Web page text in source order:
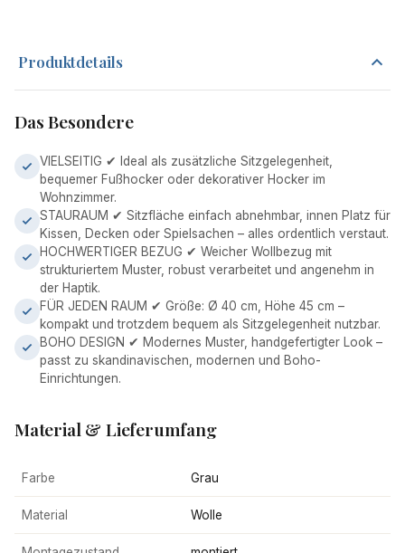
Produktdetails
Das Besondere
VIELSEITIG ✔ Ideal als zusätzliche Sitzgelegenheit,
bequemer Fußhocker oder dekorativer Hocker im
Wohnzimmer.
STAURAUM ✔ Sitzfläche einfach abnehmbar, innen Platz für
Kissen, Decken oder Spielsachen – alles ordentlich verstaut.
HOCHWERTIGER BEZUG ✔ Weicher Wollbezug mit
strukturiertem Muster, robust verarbeitet und angenehm in
der Haptik.
FÜR JEDEN RAUM ✔ Größe: Ø 40 cm, Höhe 45 cm –
kompakt und trotzdem bequem als Sitzgelegenheit nutzbar.
BOHO DESIGN ✔ Modernes Muster, handgefertigter Look –
passt zu skandinavischen, modernen und Boho-
Einrichtungen.
Material & Lieferumfang
Farbe Grau
Material Wolle